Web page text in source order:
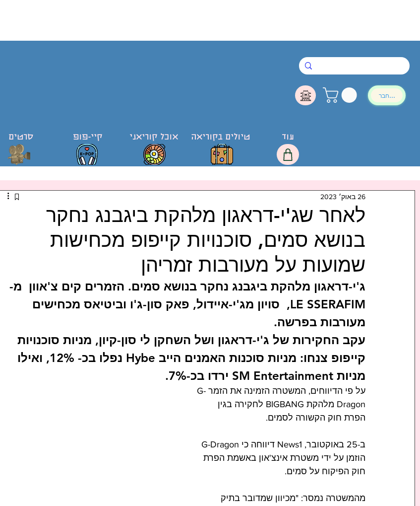
להתחבר
סרטים קיי-פופ אוכל קוריאני טיולים בקוריאה עוד
לאחר שג'י-דראגון מלהקת ביגבנג נחקר
בנושא סמים, סוכנויות קייפופ מכחישות
שמועות על מעורבות זמריהן
26 באוק׳ 2023
ג'י-דראגון מלהקת ביגבנג נחקר בנושא סמים. הזמרים קים צ'אוון  מ-
LE SSERAFIM,  סויון מג'י-איידול, פאק סון-ג'ו וביטיאס מכחישים
מעורבות בפרשה.
עקב החקירות של ג'י-דראגון ושל השחקן לי סון-קיון, מניות סוכנויות
קייפופ צנחו: מניות סוכנות האמנים הייב Hybe נפלו בכ- 12%, ואילו
מניות SM Entertainment ירדו בכ-7%.
על פי הדיווחים, המשטרה הזמינה את הזמר G-
Dragon מלהקת BIGBANG לחקירה בגין
הפרת חוק הקשורה לסמים.
הוזמן על ידי משטרת אינצ'און באשמת הפרת
חוק הפיקוח על סמים.
מהמשטרה נמסר: "מכיוון שמדובר בתיק